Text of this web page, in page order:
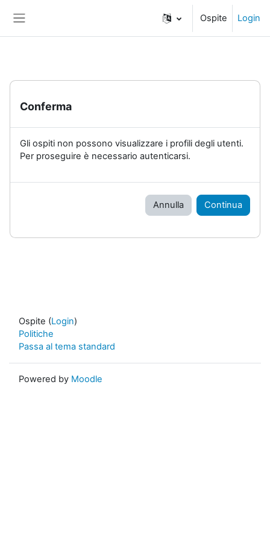
Ospite Login
Conferma
Gli ospiti non possono visualizzare i profili degli utenti.
Per proseguire è necessario autenticarsi.
Annulla Continua
Ospite (Login)
Politiche
Passa al tema standard
Powered by Moodle